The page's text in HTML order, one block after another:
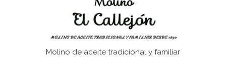
Molino de aceite tradicional y familiar